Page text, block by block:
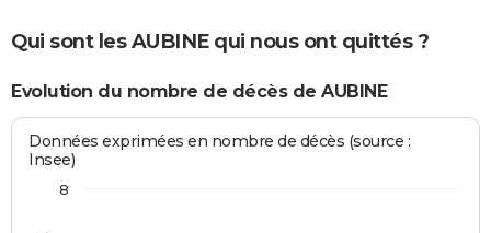
Qui sont les AUBINE qui nous ont quittés ?
Evolution du nombre de décès de AUBINE
Données exprimées en nombre de décès (source :
Insee)
8